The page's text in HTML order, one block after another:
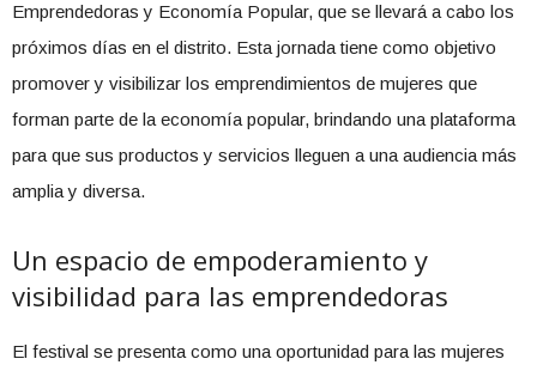
Emprendedoras y Economía Popular, que se llevará a cabo los
próximos días en el distrito. Esta jornada tiene como objetivo
promover y visibilizar los emprendimientos de mujeres que
forman parte de la economía popular, brindando una plataforma
para que sus productos y servicios lleguen a una audiencia más
amplia y diversa.
Un espacio de empoderamiento y
visibilidad para las emprendedoras
El festival se presenta como una oportunidad para las mujeres